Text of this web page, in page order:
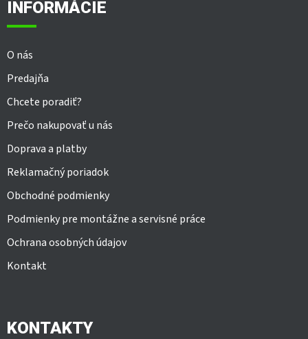
INFORMÁCIE
O nás
Predajňa
Chcete poradiť?
Prečo nakupovať u nás
Doprava a platby
Reklamačný poriadok
Obchodné podmienky
Podmienky pre montážne a servisné práce
Ochrana osobných údajov
Kontakt
KONTAKTY